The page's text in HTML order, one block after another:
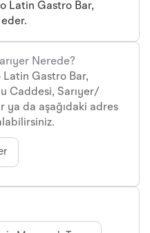
Latin Gastro Bar,
Nerede?
Gastro Bar,
Caddesi, Sarıyer/
ya da aşağıdaki adres